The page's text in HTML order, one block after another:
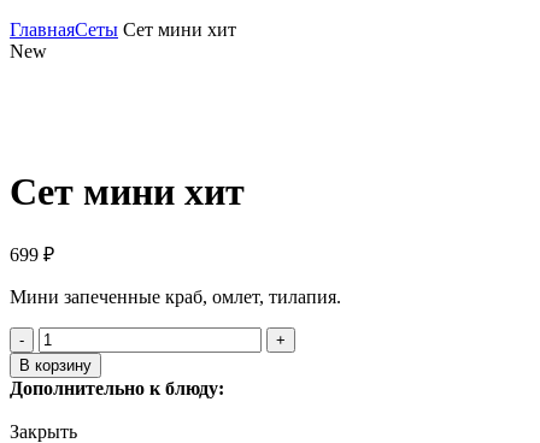
ГлавнаяСеты Сет мини хит
New
Сет мини хит
699 ₽
Мини запеченные краб, омлет, тилапия.
Количество
товара
Сет
мини
В корзину
Дополнительно к блюду:
Закрыть